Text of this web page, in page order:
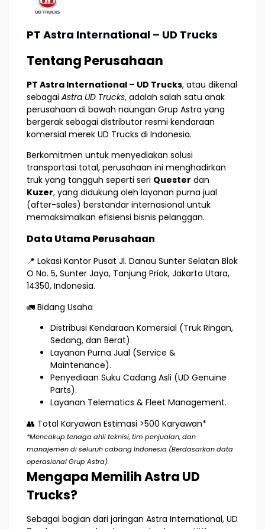
PT Astra International – UD Trucks
Tentang Perusahaan
PT Astra International – UD Trucks, atau dikenal
sebagai Astra UD Trucks, adalah salah satu anak
perusahaan di bawah naungan Grup Astra yang
bergerak sebagai distributor resmi kendaraan
komersial merek UD Trucks di Indonesia.
Berkomitmen untuk menyediakan solusi
transportasi total, perusahaan ini menghadirkan
truk yang tangguh seperti seri Quester dan
Kuzer, yang didukung oleh layanan purna jual
(after-sales) berstandar internasional untuk
memaksimalkan efisiensi bisnis pelanggan.
Data Utama Perusahaan
📍 Lokasi Kantor Pusat Jl. Danau Sunter Selatan Blok
O No. 5, Sunter Jaya, Tanjung Priok, Jakarta Utara,
14350, Indonesia.
🚛 Bidang Usaha
Distribusi Kendaraan Komersial (Truk Ringan,
Sedang, dan Berat).
Layanan Purna Jual (Service &
Maintenance).
Penyediaan Suku Cadang Asli (UD Genuine
Parts).
Layanan Telematics & Fleet Management.
👥 Total Karyawan Estimasi >500 Karyawan*
*Mencakup tenaga ahli teknisi, tim penjualan, dan
manajemen di seluruh cabang Indonesia (Berdasarkan data
operasional Grup Astra).
Mengapa Memilih Astra UD
Trucks?
Sebagai bagian dari jaringan Astra International, UD